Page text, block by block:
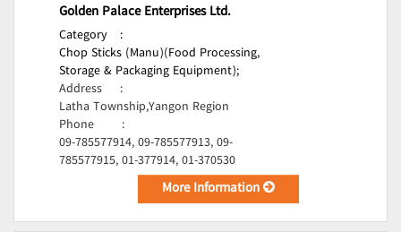
Golden Palace Enterprises Ltd.
Category
:
Chop Sticks (Manu)(Food Processing,
Storage & Packaging Equipment);
Address
:
Latha Township,Yangon Region
Phone
:
09-785577914, 09-785577913, 09-
785577915, 01-377914, 01-370530
More Information